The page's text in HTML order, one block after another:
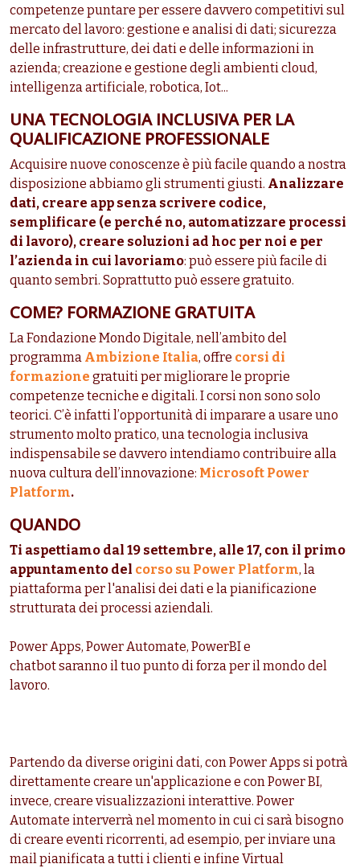
competenze puntare per essere davvero competitivi sul
mercato del lavoro: gestione e analisi di dati; sicurezza
delle infrastrutture, dei dati e delle informazioni in
azienda; creazione e gestione degli ambienti cloud,
intelligenza artificiale, robotica, Iot...
UNA TECNOLOGIA INCLUSIVA PER LA
QUALIFICAZIONE PROFESSIONALE
Acquisire nuove conoscenze è più facile quando a nostra
disposizione abbiamo gli strumenti giusti. Analizzare
dati, creare app senza scrivere codice,
semplificare (e perché no, automatizzare processi
di lavoro), creare soluzioni ad hoc per noi e per
l’azienda in cui lavoriamo: può essere più facile di
quanto sembri. Soprattutto può essere gratuito.
COME? FORMAZIONE GRATUITA
La Fondazione Mondo Digitale, nell’ambito del
programma Ambizione Italia, offre corsi di
formazione gratuiti per migliorare le proprie
competenze tecniche e digitali. I corsi non sono solo
teorici. C’è infatti l’opportunità di imparare a usare uno
strumento molto pratico, una tecnologia inclusiva
indispensabile se davvero intendiamo contribuire alla
nuova cultura dell’innovazione: Microsoft Power
Platform.
QUANDO
Ti aspettiamo dal 19 settembre, alle 17, con il primo
appuntamento del corso su Power Platform, la
piattaforma per l'analisi dei dati e la pianificazione
strutturata dei processi aziendali.
Power Apps, Power Automate, PowerBI e
chatbot saranno il tuo punto di forza per il mondo del
lavoro.
Partendo da diverse origini dati, con Power Apps si potrà
direttamente creare un'applicazione e con Power BI,
invece, creare visualizzazioni interattive. Power
Automate interverrà nel momento in cui ci sarà bisogno
di creare eventi ricorrenti, ad esempio, per inviare una
mail pianificata a tutti i clienti e infine Virtual